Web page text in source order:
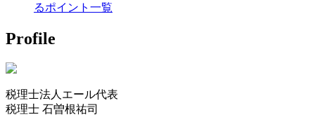
るポイント一覧
Profile
税理士法人エール代表
税理士 石曽根祐司